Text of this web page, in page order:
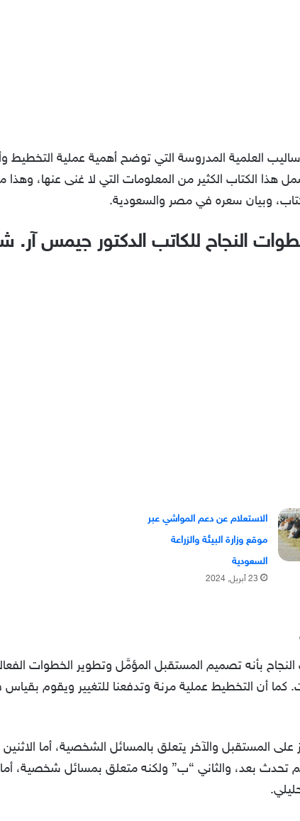
العلمية المدروسة التي توضح أهمية عملية التخطيط
هذا الكتاب الكثير من المعلومات التي لا غنى عنها،
وبيان سعره في مصر والسعودية.
النجاح للكاتب الدكتور جيمس آر.
الاستعلام عن دعم المواشي عبر
موقع وزارة البيئة والزراعة
السعودية
23 أبريل, 2024
بأنه تصميم المستقبل المؤمَّل وتطوير الخطوات
أن التخطيط عملية مرنة وتدفعنا للتغيير ويقوم
المستقبل والآخر يتعلق بالمسائل الشخصية، أما الاثنين
تحدث بعد، والثاني “ب” ولكنه متعلق بمسائل شخصية،